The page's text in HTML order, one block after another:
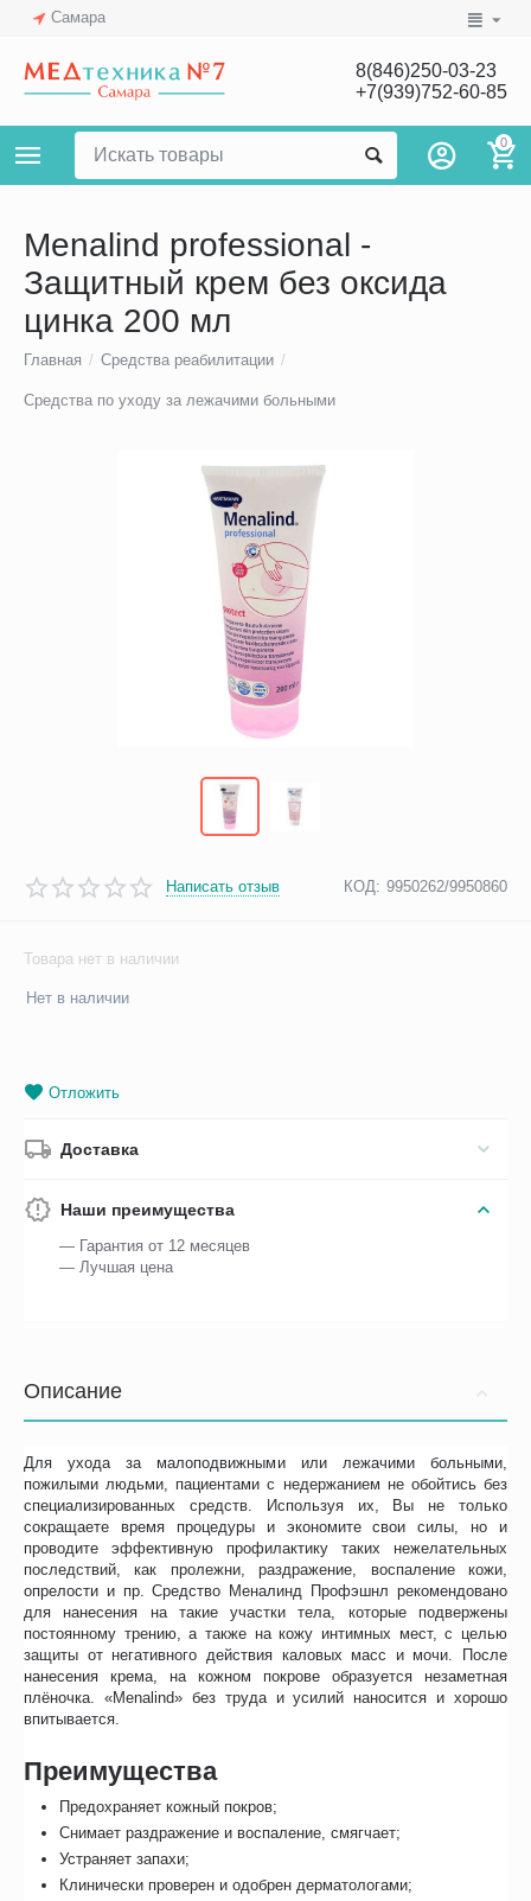
Самара
8(846)250-03-23
+7(939)752-60-85
0
Menalind professional -
Защитный крем без оксида
цинка 200 мл
Главная / Средства реабилитации /
Средства по уходу за лежачими больными
Написать отзыв КОД: 9950262/9950860
Товара нет в наличии
Нет в наличии
Отложить
Доставка
Наши преимущества
— Гарантия от 12 месяцев
— Лучшая цена
Описание
Для ухода за малоподвижными или лежачими больными,
пожилыми людьми, пациентами с недержанием не обойтись без
специализированных средств. Используя их, Вы не только
сокращаете время процедуры и экономите свои силы, но и
проводите эффективную профилактику таких нежелательных
последствий, как пролежни, раздражение, воспаление кожи,
опрелости и пр. Средство Меналинд Профэшнл рекомендовано
для нанесения на такие участки тела, которые подвержены
постоянному трению, а также на кожу интимных мест, с целью
защиты от негативного действия каловых масс и мочи. После
нанесения крема, на кожном покрове образуется незаметная
плёночка. «Menalind» без труда и усилий наносится и хорошо
впитывается.
Преимущества
Предохраняет кожный покров;
Снимает раздражение и воспаление, смягчает;
Устраняет запахи;
Клинически проверен и одобрен дерматологами;